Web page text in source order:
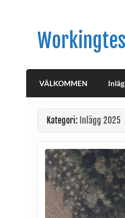
VÄLKOMMEN
Kategori: Inlägg 2025